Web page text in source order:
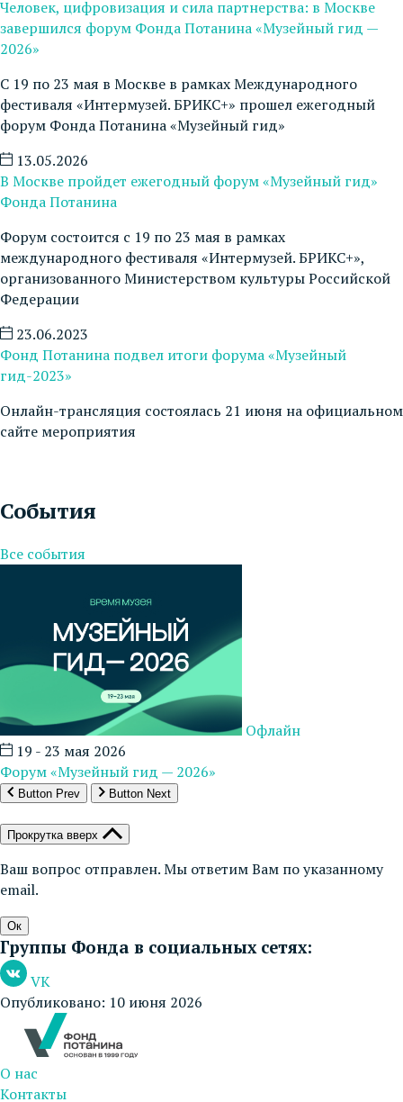
Человек, цифровизация и сила партнерства: в Москве
завершился форум Фонда Потанина «Музейный гид —
2026»
С 19 по 23 мая в Москве в рамках Международного
фестиваля «Интермузей. БРИКС+» прошел ежегодный
форум Фонда Потанина «Музейный гид»
13.05.2026
В Москве пройдет ежегодный форум «Музейный гид»
Фонда Потанина
Форум состоится c 19 по 23 мая в рамках
международного фестиваля «Интермузей. БРИКС+»,
организованного Министерством культуры Российской
Федерации
23.06.2023
Фонд Потанина подвел итоги форума «Музейный
гид-2023»
Онлайн-трансляция состоялась 21 июня на официальном
сайте мероприятия
События
Все события
Офлайн
19 - 23 мая 2026
Форум «Музейный гид — 2026»
Button Prev Button Next
Прокрутка вверх
Ваш вопрос отправлен. Мы ответим Вам по указанному
email.
Ок
Группы Фонда в социальных сетях:
VK
Опубликовано: 10 июня 2026
О нас
Контакты